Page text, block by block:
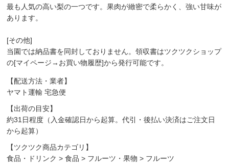
最も人気の高い梨の一つです。果肉が緻密で柔らかく、強い甘味が
あります。
[その他]
当園では納品書を同封しておりません。領収書はツクツクショップ
の[マイページ→お買い物履歴]から発行可能です。
【配送方法・業者】
ヤマト運輸 宅急便
【出荷の目安】
約31日程度（入金確認日から起算。代引・後払い決済はご注文日
から起算）
【ツクツク商品カテゴリ】
食品・ドリンク >食品 > フルーツ・果物 > フルーツ